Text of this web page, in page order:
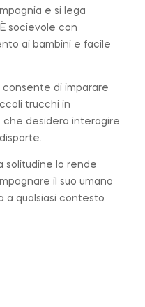
e si lega
socievole con
ai bambini e facile
consente di imparare
trucchi in
che desidera interagire
solitudine lo rende
il suo umano
a qualsiasi contesto